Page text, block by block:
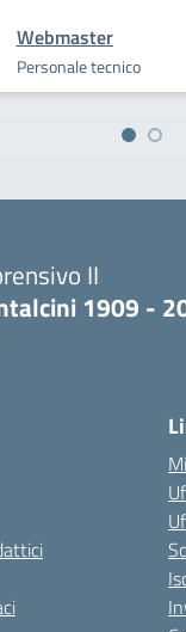
Webmaster
Personale tecnico
II
1909 -